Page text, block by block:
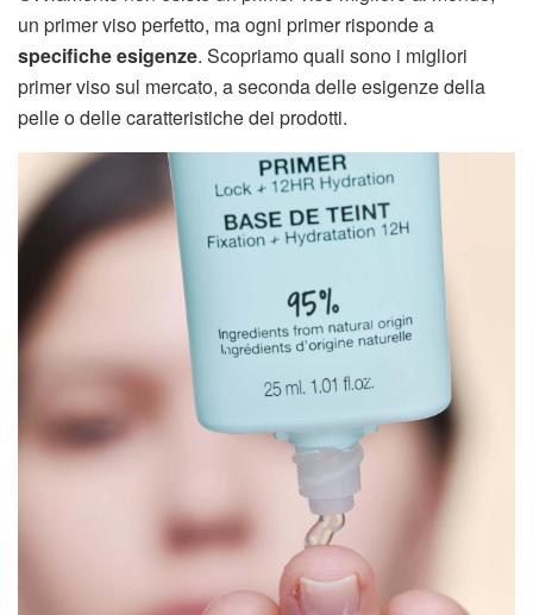
un primer viso perfetto, ma ogni primer risponde a
specifiche esigenze. Scopriamo quali sono i migliori
primer viso sul mercato, a seconda delle esigenze della
pelle o delle caratteristiche dei prodotti.